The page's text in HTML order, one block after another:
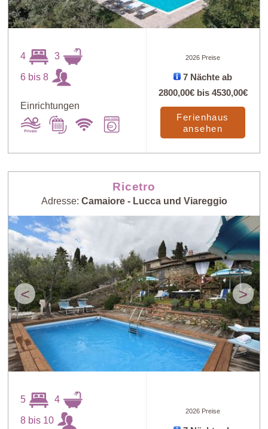
4 3
6 bis 8
Einrichtungen
2026 Preise
7 Nächte ab
2800,00€bis 4530,00€
Ferienhaus
ansehen
Ricetro
Adresse: Camaiore - Lucca und Viareggio
< >
5 4
8 bis 10
2026 Preise